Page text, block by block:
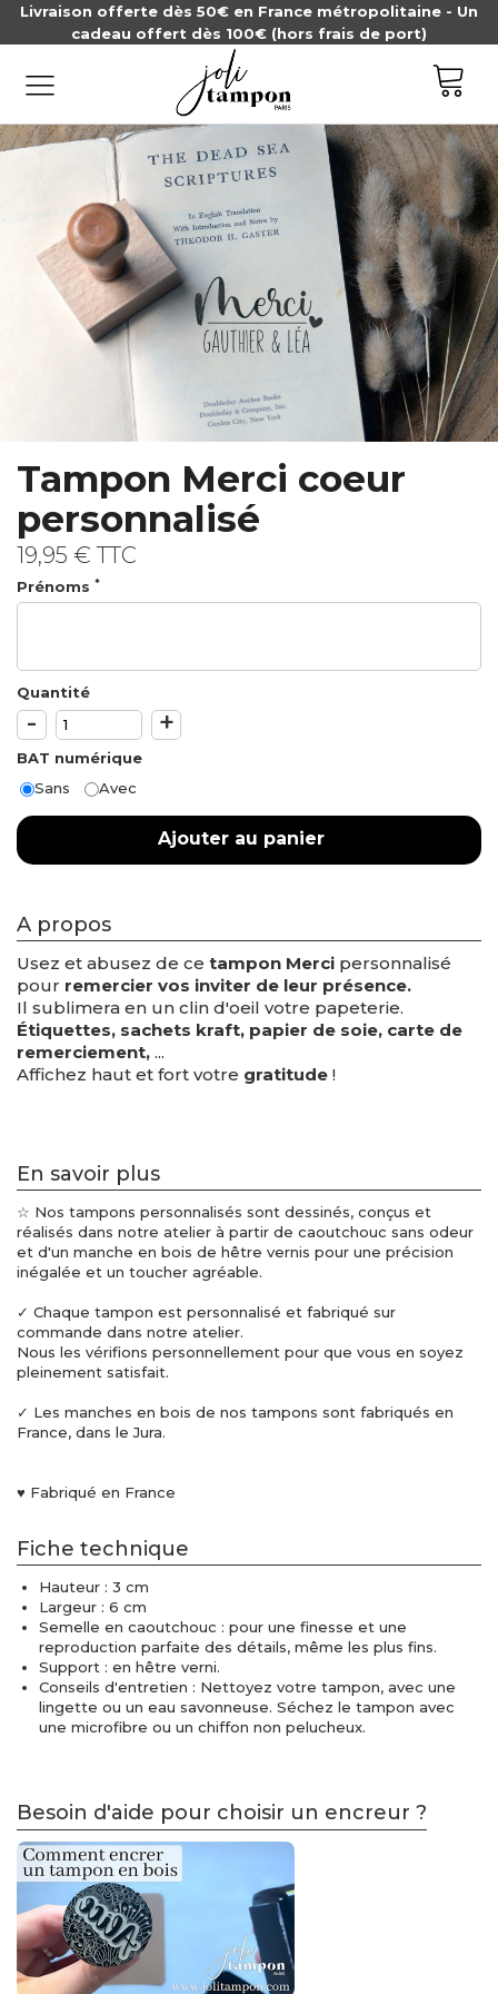
Livraison offerte dès 50€ en France métropolitaine - Un
cadeau offert dès 100€ (hors frais de port)
Tampon Merci coeur
personnalisé
19,95 € TTC
Prénoms *
Quantité
- +
BAT numérique
Sans
Avec
Ajouter au panier
A propos
Usez et abusez de ce tampon Merci personnalisé
pour remercier vos inviter de leur présence.
Il sublimera en un clin d'oeil votre papeterie.
Étiquettes, sachets kraft, papier de soie, carte de
remerciement, ...
Affichez haut et fort votre gratitude !
En savoir plus
☆ Nos tampons personnalisés sont dessinés, conçus et
réalisés dans notre atelier à partir de caoutchouc sans odeur
et d'un manche en bois de hêtre vernis pour une précision
inégalée et un toucher agréable.
✓ Chaque tampon est personnalisé et fabriqué sur
commande dans notre atelier.
Nous les vérifions personnellement pour que vous en soyez
pleinement satisfait.
✓ Les manches en bois de nos tampons sont fabriqués en
France, dans le Jura.
♥ Fabriqué en France
Fiche technique
Hauteur : 3 cm
Largeur : 6 cm
Semelle en caoutchouc : pour une finesse et une
reproduction parfaite des détails, même les plus fins.
Support : en hêtre verni.
Conseils d'entretien : Nettoyez votre tampon, avec une
lingette ou un eau savonneuse. Séchez le tampon avec
une microfibre ou un chiffon non pelucheux.
Besoin d'aide pour choisir un encreur ?